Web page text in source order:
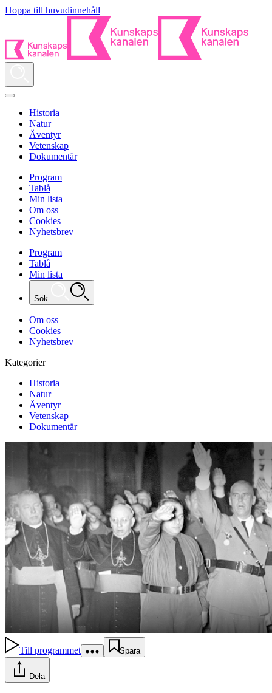
Hoppa till huvudinnehåll
Historia
Natur
Äventyr
Vetenskap
Dokumentär
Program
Tablå
Min lista
Om oss
Cookies
Nyhetsbrev
Program
Tablå
Min lista
Sök
Om oss
Cookies
Nyhetsbrev
Kategorier
Historia
Natur
Äventyr
Vetenskap
Dokumentär
Till programmet Spara
Dela